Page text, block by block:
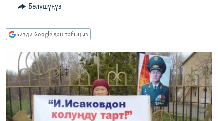
БҮГҮН АЗАТТЫКТА
БИЗ ЖАНА ДҮЙНӨ
ДАНИСТЕ
ЭЖЕ-СИҢДИЛЕР
АЗАТТЫК+
ЫҢГАЙСЫЗ СУРООЛОР
ПОДКАСТ
ӨЗГӨЧӨ ПИКИР
ОНЛАЙН ШЕРИНЕ
Бөлүшүңүз
Бизди Google'дан табыңыз